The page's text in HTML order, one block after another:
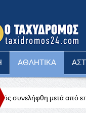
ΑΘΛΗΤΙΚΑ
επίθεση με μαχαίρι